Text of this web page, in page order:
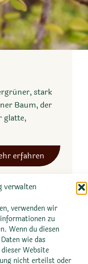
verwalten
verwenden wir
zu
Wenn du diesen
wie das
Website
nicht erteilst oder
stark
Baum, der
glatte,
erfahren
P
t
u
l
a
c